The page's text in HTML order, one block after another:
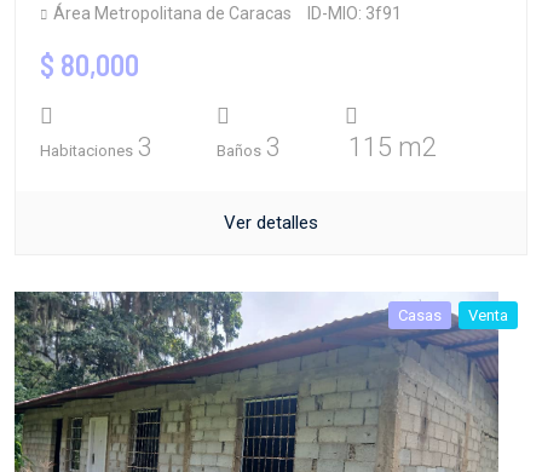
Área Metropolitana de Caracas ID-MIO: 3f91
$ 80,000
Habitaciones 3 Baños 3 115 m2
Ver detalles
Casas Venta